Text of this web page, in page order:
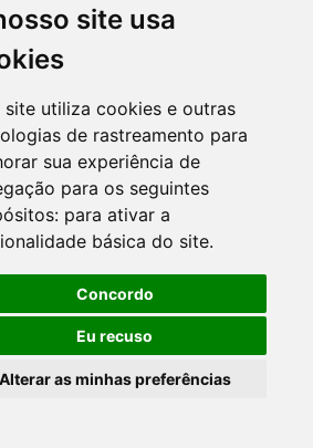
site usa
site utiliza cookies e outras
de rastreamento para
sua experiência de
para os seguintes
para ativar a
básica do site.
Concordo
Eu recuso
Alterar as minhas preferências